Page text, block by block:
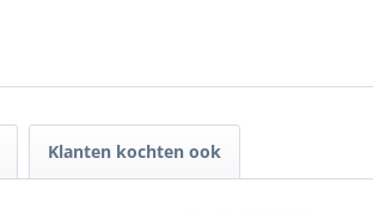
Klanten kochten ook